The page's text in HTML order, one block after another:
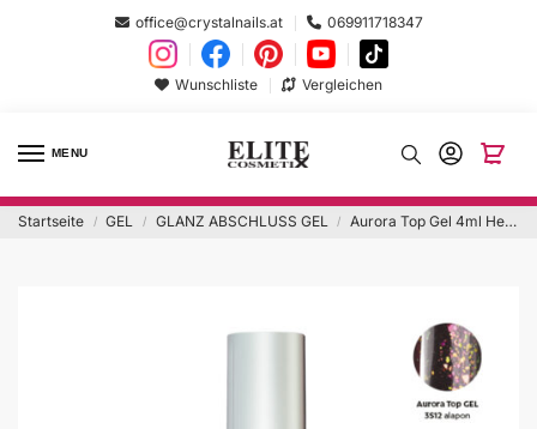
office@crystalnails.at 069911718347
Wunschliste Vergleichen
MENU
Startseite / GEL / GLANZ ABSCHLUSS GEL / Aurora Top Gel 4ml Hema Free